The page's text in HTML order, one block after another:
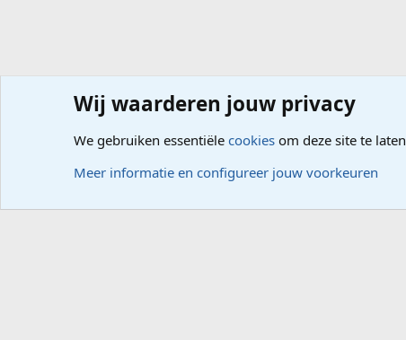
Forums Computerproblemen Software Internet,
Wij waarderen jouw privacy
We gebruiken essentiële cookies om deze site te
Meer informatie en configureer jouw voorkeuren